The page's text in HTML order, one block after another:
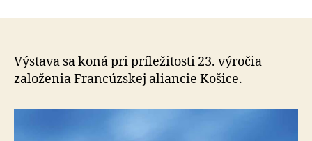
Výstava sa koná pri príležitosti 23. výročia
založenia Francúzskej aliancie Košice.